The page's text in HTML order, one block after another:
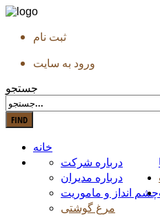
ثبت نام
ورود به سایت
جستجو
خانه
درباره شرکت
درباره مدیران
چشم انداز و ماموریت
مرغ گوشتی